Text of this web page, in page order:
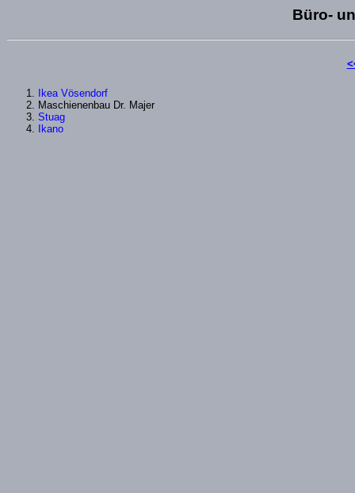
Büro-
Ikea Vösendorf
Maschienenbau Dr. Majer
Stuag
Ikano